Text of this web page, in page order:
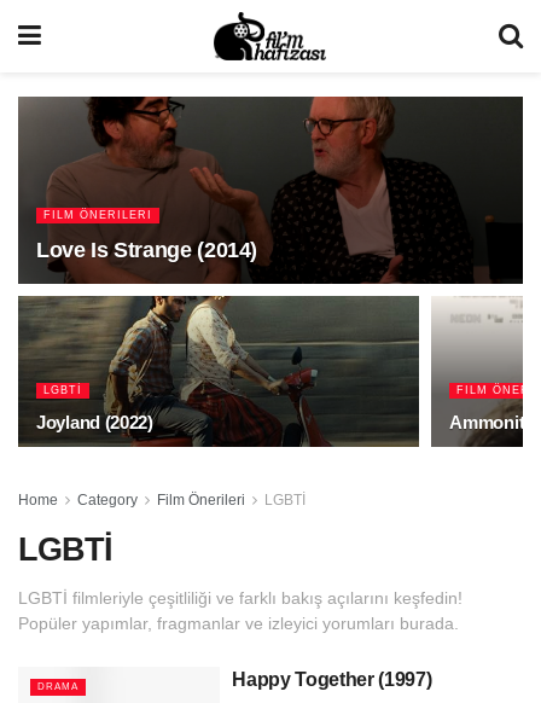
FILM ÖNERILERI
Love Is Strange (2014)
LGBTİ
Joyland (2022)
FILM
Ammonite
Home Category Film Önerileri LGBTİ
LGBTİ
LGBTİ filmleriyle çeşitliliği ve farklı bakış açılarını keşfedin!
Popüler yapımlar, fragmanlar ve izleyici yorumları burada.
DRAMA Happy Together (1997)